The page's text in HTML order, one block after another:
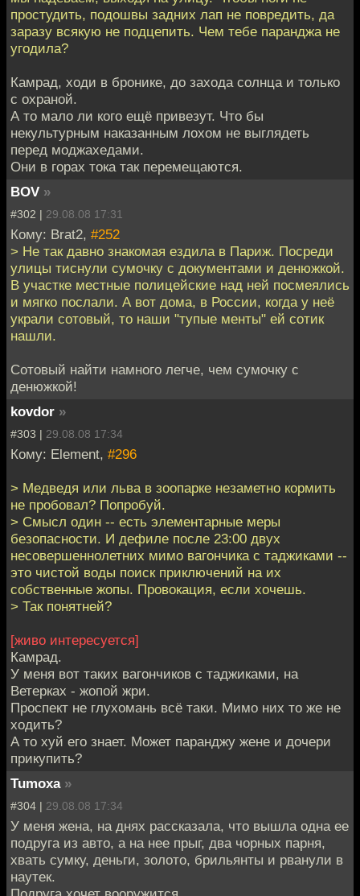
простудить, подошвы задних лап не повредить, да
заразу всякую не подцепить. Чем тебе паранджа не
угодила?
Камрад, ходи в бронике, до захода солнца и только
с охраной.
А то мало ли кого ещё привезут. Что бы
некультурным наказанным лохом не выглядеть
перед моджахедами.
Они в горах тока так перемещаются.
BOV »
#302 | 29.08.08 17:31
Кому: Brat2, #252
> Не так давно знакомая ездила в Париж. Посреди
улицы тиснули сумочку с документами и денюжкой.
В участке местные полицейские над ней посмеялись
и мягко послали. А вот дома, в России, когда у неё
украли сотовый, то наши "тупые менты" ей сотик
нашли.
Сотовый найти намного легче, чем сумочку с
денюжкой!
kovdor »
#303 | 29.08.08 17:34
Кому: Element, #296
> Медведя или льва в зоопарке незаметно кормить
не пробовал? Попробуй.
> Смысл один -- есть элементарные меры
безопасности. И дефиле после 23:00 двух
несовершеннолетних мимо вагончика с таджиками --
это чистой воды поиск приключений на их
собственные жопы. Провокация, если хочешь.
> Так понятней?
[живо интересуется]
Камрад.
У меня вот таких вагончиков с таджиками, на
Ветерках - жопой жри.
Проспект не глухомань всё таки. Мимо них то же не
ходить?
А то хуй его знает. Может паранджу жене и дочери
прикупить?
Tumoxa »
#304 | 29.08.08 17:34
У меня жена, на днях рассказала, что вышла одна ее
подруга из авто, а на нее прыг, два чорных парня,
хвать сумку, деньги, золото, брильянты и рванули в
наутек.